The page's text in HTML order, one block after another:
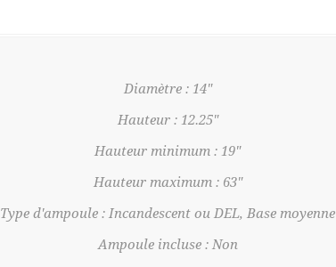
Diamètre : 14"
Hauteur : 12.25"
Hauteur minimum : 19"
Hauteur maximum : 63"
Type d'ampoule : Incandescent ou DEL, Base moyenne
Ampoule incluse : Non